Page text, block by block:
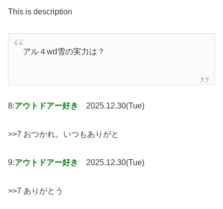
This is description
アル４wd雪の実力は？
8:アウトドアー好き 2025.12.30(Tue)
>>7 おつかれ。いつもありがと
9:アウトドアー好き 2025.12.30(Tue)
>>7 ありがとう